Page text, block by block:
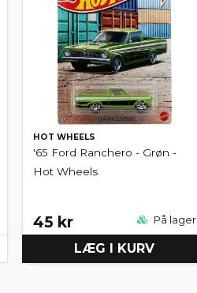
HOT WHEELS
'65 Ford Ranchero - Grøn -
Hot Wheels
45 kr På lager
LÆG I KURV